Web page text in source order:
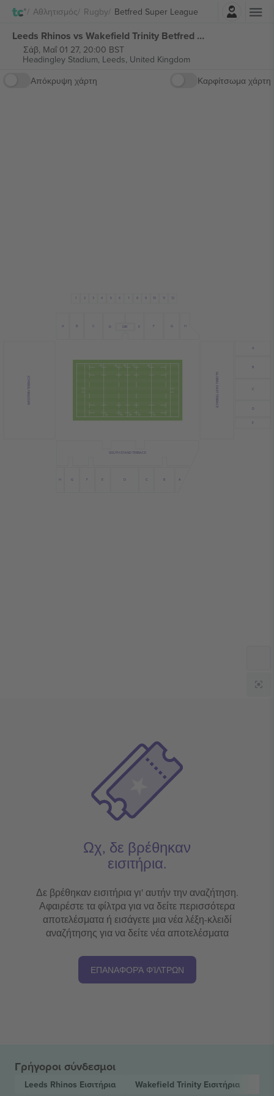
Αθλητισμός Rugby Betfred Super League
Σύνδεση
Leeds Rhinos vs Wakefield Trinity Betfred Super League εισιτήρια
Σάβ, Μαΐ 01 27, 20:00 BST
Headingley Stadium, Leeds, United Kingdom
Απόκρυψη χάρτη
Καρφίτσωμα χάρτη
SOUTH STAND TERRACE
H G F E D C B A
12
11
10
9
8
7
6
5
4
3
2
1
H
G
F
E
DIR
D
C
B
A
GLOBAL EAST TERRACE
E
D
C
B
A
WESTERN TERRACE
Ωχ, δε βρέθηκαν
εισιτήρια.
Δε βρέθηκαν εισιτήρια γι' αυτήν την αναζήτηση.
Αφαιρέστε τα φίλτρα για να δείτε περισσότερα
αποτελέσματα ή εισάγετε μια νέα λέξη-κλειδί
αναζήτησης για να δείτε νέα αποτελέσματα
ΕΠΑΝΑΦΟΡΆ ΦΊΛΤΡΩΝ
Γρήγοροι σύνδεσμοι
Leeds Rhinos Εισιτήρια Wakefield Trinity Εισιτήρια